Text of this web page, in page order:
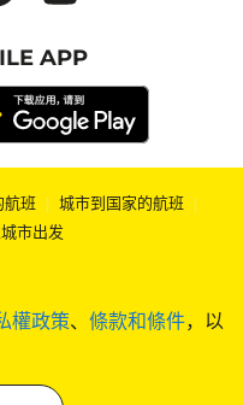
權政策、 條款和條件，以
APP
航班 | 城市到国家的航班 |
市出发